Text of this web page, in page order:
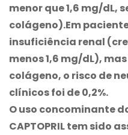
menor que 1,6 mg/dL,
colágeno).Em
insuficiência renal
menos 1,6 mg/dL),
colágeno, o risco de
clínicos foi de 0,2%.
O uso concominante
CAPTOPRIL tem sido